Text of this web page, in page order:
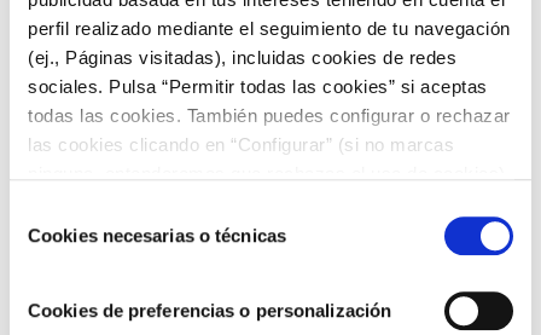
perfil realizado mediante el seguimiento de tu navegación
(ej., Páginas visitadas), incluidas cookies de redes
sociales. Pulsa “Permitir todas las cookies” si aceptas
todas las cookies. También puedes configurar o rechazar
las cookies clicando en “Configurar” (si no marcas
COOKIES.
deCookies necesarias o técnicas
Cookies de preferencias o personalización
Te invitamos también a experimentar con
diferentes tipos de quesoo, si lo prefieres,
recuerda que tienes nuestra
salsa Cheddar
,
lista para acompañar a tus nachos.
Tanto si incluyes estas variantes como si te quedas con
encantará a todos. Ten en cuenta que, con los
el plato puede compartirse
, así que ajusta las cantidades si lo
consideras necesario y… ¡A disfrutarlo!